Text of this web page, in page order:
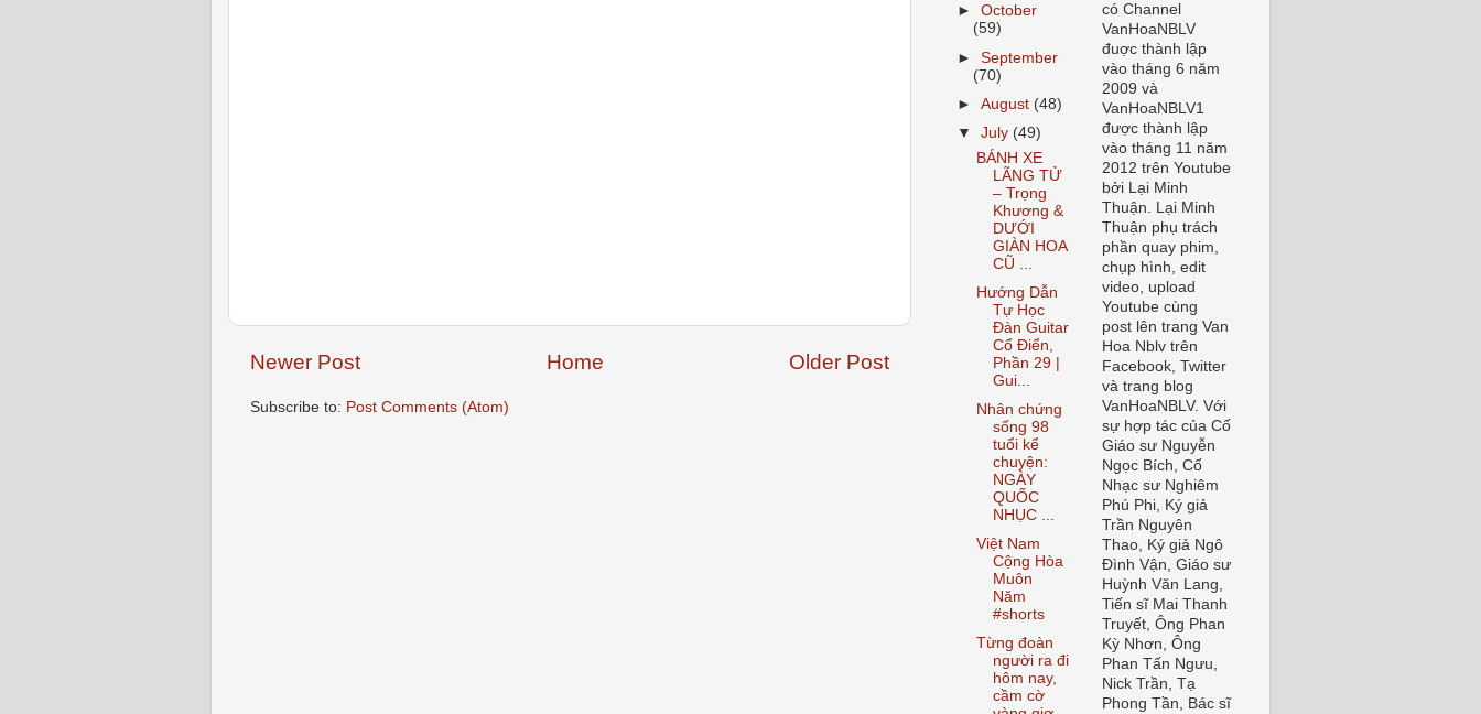
Newer Post Older Post
Home
Subscribe to: Post Comments (Atom)
►October
(59)
►September
(70)
►August (48)
▼July (49)
BÁNH XE
LÃNG TỬ
– Trọng
Khương &
DƯỚI
GIÀN HOA
CŨ ...
Hướng Dẫn
Tự Học
Đàn Guitar
Cổ Điển,
Phần 29 |
Gui...
Nhân chứng
sống 98
tuổi kể
chuyện:
NGÀY
QUỐC
NHỤC ...
Việt Nam
Cộng Hòa
Muôn
Năm
#shorts
Từng đoàn
người ra đi
hôm nay,
cầm cờ
có Channel
VanHoaNBLV
đuợc thành lập
vào tháng 6 năm
2009 và
VanHoaNBLV1
được thành lập
vào tháng 11 năm
2012 trên Youtube
bởi Lại Minh
Thuận. Lại Minh
Thuận phụ trách
phần quay phim,
chụp hình, edit
video, upload
Youtube cùng
post lên trang Van
Hoa Nblv trên
Facebook, Twitter
và trang blog
VanHoaNBLV. Với
sự hợp tác của Cố
Giáo sư Nguyễn
Ngọc Bích, Cố
Nhạc sư Nghiêm
Phú Phi, Ký giả
Trần Nguyên
Thao, Ký giả Ngô
Đình Vận, Giáo sư
Huỳnh Văn Lang,
Tiến sĩ Mai Thanh
Truyết, Ông Phan
Kỳ Nhơn, Ông
Phan Tấn Ngưu,
Nick Trần, Tạ
Phong Tần, Bác sĩ